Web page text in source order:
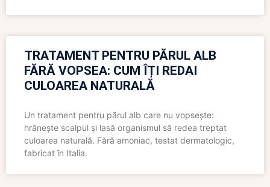
TRATAMENT PENTRU PĂRUL ALB
FĂRĂ VOPSEA: CUM ÎȚI REDAI
CULOAREA NATURALĂ
Un tratament pentru părul alb care nu vopsește:
hrănește scalpul și lasă organismul să redea treptat
culoarea naturală. Fără amoniac, testat dermatologic,
fabricat în Italia.